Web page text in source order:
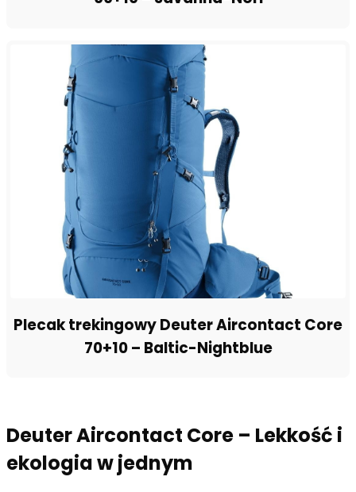
Plecak trekingowy Deuter Aircontact Core
70+10 – Baltic-Nightblue
Deuter Aircontact Core – Lekkość i
ekologia w jednym